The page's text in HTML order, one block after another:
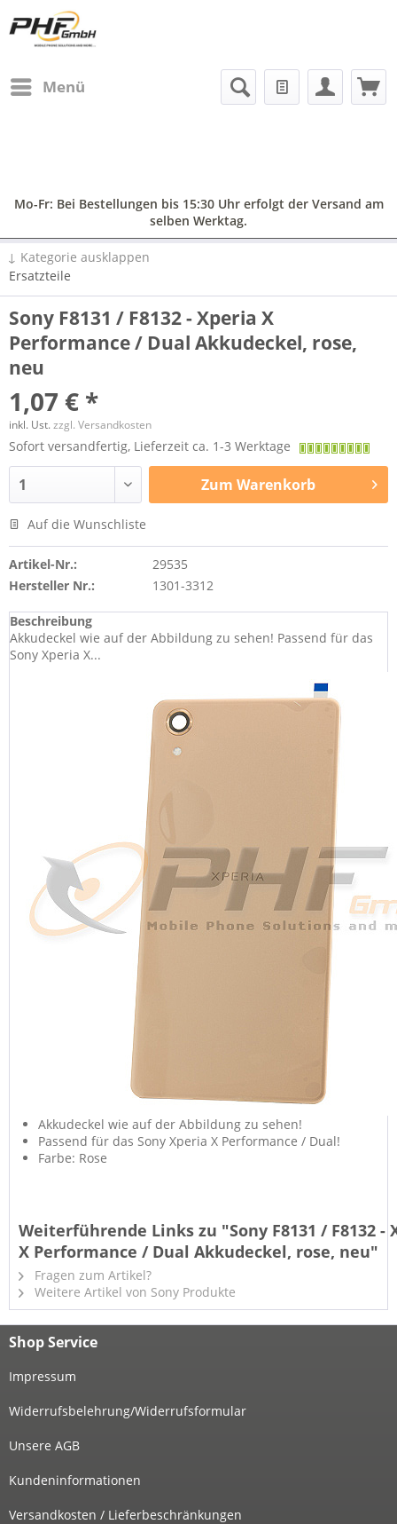
Menü
Mo-Fr: Bei Bestellungen bis 15:30 Uhr erfolgt der Versand am
selben Werktag.
↓ Kategorie ausklappen
Ersatzteile
Sony F8131 / F8132 - Xperia X
Performance / Dual Akkudeckel, rose,
neu
1,07 € *
inkl. Ust.zzgl. Versandkosten
Sofort versandfertig, Lieferzeit ca. 1-3 Werktage
Zum Warenkorb
Auf die Wunschliste
Artikel-Nr.:
29535
Hersteller Nr.:
1301-3312
Beschreibung
Akkudeckel wie auf der Abbildung zu sehen! Passend für das
Sony Xperia X...
Akkudeckel wie auf der Abbildung zu sehen!
Passend für das Sony Xperia X Performance / Dual!
Farbe: Rose
Weiterführende Links zu "Sony F8131 / F8132 -
X Performance / Dual Akkudeckel, rose, neu"
Fragen zum Artikel?
Weitere Artikel von Sony Produkte
Shop Service
Impressum
Widerrufsbelehrung/Widerrufsformular
Unsere AGB
Kundeninformationen
Versandkosten / Lieferbeschränkungen